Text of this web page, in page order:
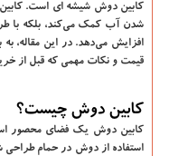
کابین دوش شیشه ای است.
شدن آب کمک می‌کند، بلکه با
افزایش می‌دهد. در این مقاله،
قیمت و نکات مهمی که قبل از
کابین دوش چیست؟
کابین دوش یک فضای محصور
استفاده از دوش در حمام